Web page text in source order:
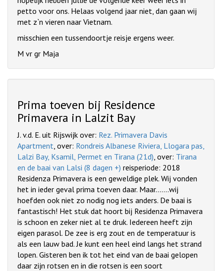
petto voor ons. Helaas volgend jaar niet, dan gaan wij
met z`n vieren naar Vietnam.
misschien een tussendoortje reisje ergens weer.
M vr gr Maja
Prima toeven bij Residence
Primavera in Lalzit Bay
J. v.d. E. uit Rijswijk over: Rez. Primavera Davis
Apartment, over: Rondreis Albanese Riviera, Llogara pas,
Lalzi Bay, Ksamil, Permet en Tirana (21d), over: Tirana
en de baai van Lalsi (8 dagen +) reisperiode: 2018
Residenza Primavera is een geweldige plek. Wij vonden
het in ieder geval prima toeven daar. Maar.......wij
hoefden ook niet zo nodig nog iets anders. De baai is
fantastisch! Het stuk dat hoort bij Residenza Primavera
is schoon en zeker niet al te druk. Iedereen heeft zijn
eigen parasol. De zee is erg zout en de temperatuur is
als een lauw bad. Je kunt een heel eind langs het strand
lopen. Gisteren ben ik tot het eind van de baai gelopen
daar zijn rotsen en in die rotsen is een soort